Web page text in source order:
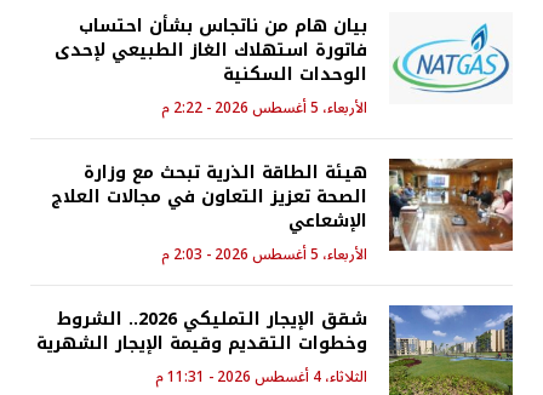
بيان هام من ناتجاس بشأن احتساب
فاتورة استهلاك الغاز الطبيعي لإحدى
الوحدات السكنية
الأربعاء، 5 أغسطس 2026 - 2:22 م
هيئة الطاقة الذرية تبحث مع وزارة
الصحة تعزيز التعاون في مجالات العلاج
الإشعاعي
الأربعاء، 5 أغسطس 2026 - 2:03 م
شقق الإيجار التمليكي 2026.. الشروط
وخطوات التقديم وقيمة الإيجار الشهرية
الثلاثاء، 4 أغسطس 2026 - 11:31 م